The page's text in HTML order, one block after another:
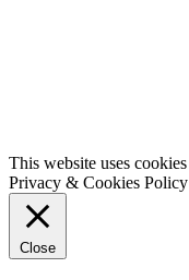
This website uses
Privacy & Cookies Policy
Close